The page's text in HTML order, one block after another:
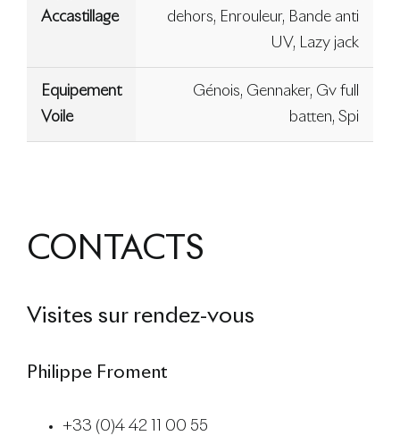
Accastillage
dehors, Enrouleur, Bande anti
UV, Lazy jack
Equipement
Voile
Génois, Gennaker, Gv full
batten, Spi
CONTACTS
Visites sur rendez-vous
Philippe Froment
+33 (0)4 42 11 00 55